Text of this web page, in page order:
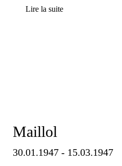
Lire la suite
Maillol
30.01.1947 - 15.03.1947